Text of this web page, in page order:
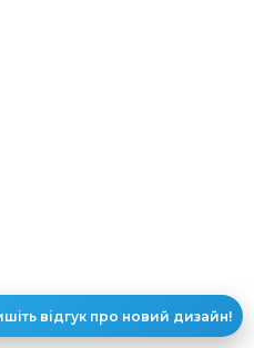
відгук про новий дизайн!